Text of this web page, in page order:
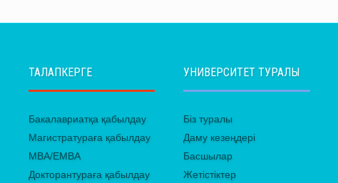
ТАЛАПКЕРГЕ
Бакалавриатқа қабылдау
Магистратураға қабылдау
MBA/EMBA
Докторантураға қабылдау
УНИВЕРСИТЕТ ТУРАЛЫ
Біз туралы
Даму кезеңдері
Басшылар
Жетістіктер